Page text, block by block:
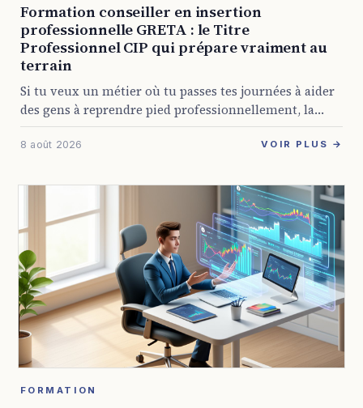
Formation conseiller en insertion
professionnelle GRETA : le Titre
Professionnel CIP qui prépare vraiment au
terrain
Si tu veux un métier où tu passes tes journées à aider
des gens à reprendre pied professionnellement, la
formation conseiller en insertion professionnelle
GRETA est une piste sérieuse. Elle ...
8 août 2026 VOIR PLUS →
FORMATION